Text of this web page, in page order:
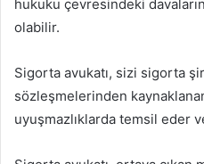
hukuku çevresindeki
olabilir.
Sigorta avukatı, sizi sigorta
sözleşmelerinden
uyuşmazlıklarda temsil eder